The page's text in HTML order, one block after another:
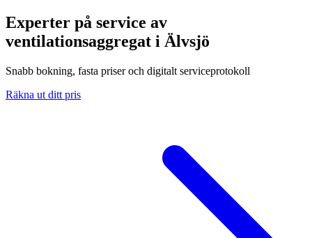
Experter på service av
ventilationsaggregat i Älvsjö
Snabb bokning, fasta priser och digitalt serviceprotokoll
Räkna ut ditt pris